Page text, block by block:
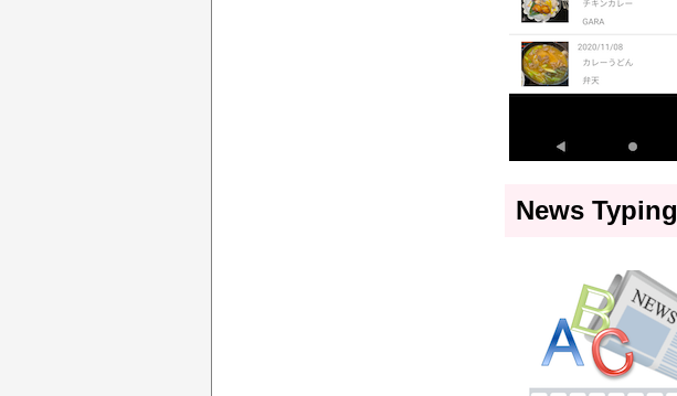
News Typing